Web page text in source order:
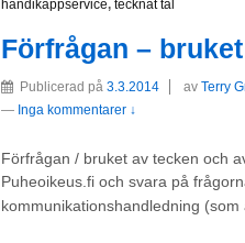
handikappservice, tecknat tal
Förfrågan –
Publicerad på 3.3.2014 av Terry
— Inga kommentarer ↓
Förfrågan / bruket av tecken och
Puheoikeus.fi och svara på
kommunikationshandledning